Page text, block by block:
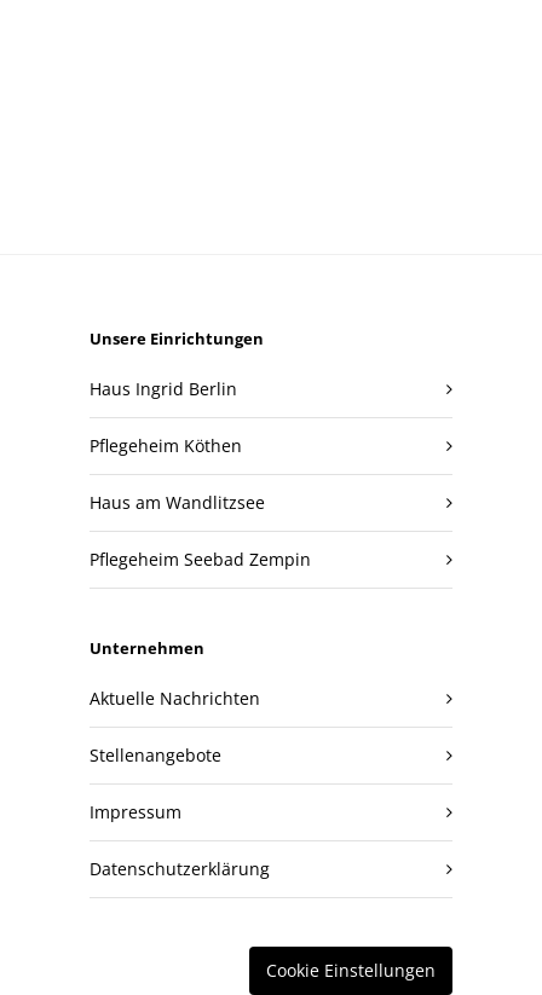
Unsere Einrichtungen
Haus Ingrid Berlin
Pflegeheim Köthen
Haus am Wandlitzsee
Pflegeheim Seebad Zempin
Unternehmen
Aktuelle Nachrichten
Stellenangebote
Impressum
Datenschutzerklärung
Cookie Einstellungen